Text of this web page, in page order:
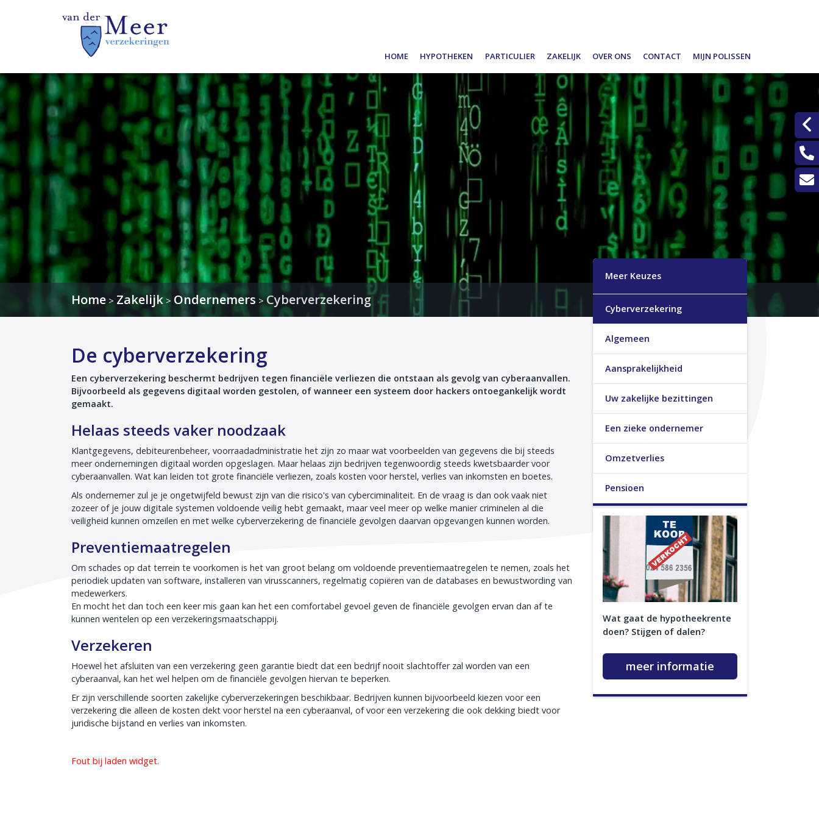
Home Hypotheken
Oeps, een hypotheek (filmpje)
Belangrijke informatie en Tips
De hypotheekrentes
Bereken zelf uw hypotheek
Particulier
Schade melden
Verzekeren
Zakelijk
Schade melden
Ondernemers
Werkgevers
Over ons
Wat doen wij?
Verzekeren
Spaardiensten
Pensioen
Hypotheekadvisering
Dát bedoelen we nou met ontzorgen
Contact
Alarmnummers
Laat een bericht achter
Een klacht melden?
Mijn polissen
Home > Zakelijk > Ondernemers > Cyberverzekering
De cyberverzekering
Een cyberverzekering beschermt bedrijven tegen financiële verliezen die ontstaan als gevolg van cyberaanvallen.
Bijvoorbeeld als gegevens digitaal worden gestolen, of wanneer een systeem door hackers ontoegankelijk wordt
gemaakt.
Helaas steeds vaker noodzaak
Klantgegevens, debiteurenbeheer, voorraadadministratie het zijn zo maar wat voorbeelden van gegevens die bij steeds
meer ondernemingen digitaal worden opgeslagen. Maar helaas zijn bedrijven tegenwoordig steeds kwetsbaarder voor
cyberaanvallen. Wat kan leiden tot grote financiële verliezen, zoals kosten voor herstel, verlies van inkomsten en boetes.
Als ondernemer zul je je ongetwijfeld bewust zijn van die risico's van cyberciminaliteit. En de vraag is dan ook vaak niet
zozeer of je jouw digitale systemen voldoende veilig hebt gemaakt, maar veel meer op welke manier criminelen al die
veiligheid kunnen omzeilen en met welke cyberverzekering de financiële gevolgen daarvan opgevangen kunnen worden.
Preventiemaatregelen
Om schades op dat terrein te voorkomen is het van groot belang om voldoende preventiemaatregelen te nemen, zoals het
periodiek updaten van software, installeren van virusscanners, regelmatig copiëren van de databases en bewustwording van
medewerkers.
En mocht het dan toch een keer mis gaan kan het een comfortabel gevoel geven de financiële gevolgen ervan dan af te
kunnen wentelen op een verzekeringsmaatschappij.
Verzekeren
Hoewel het afsluiten van een verzekering geen garantie biedt dat een bedrijf nooit slachtoffer zal worden van een
cyberaanval, kan het wel helpen om de financiële gevolgen hiervan te beperken.
Er zijn verschillende soorten zakelijke cyberverzekeringen beschikbaar. Bedrijven kunnen bijvoorbeeld kiezen voor een
verzekering die alleen de kosten dekt voor herstel na een cyberaanval, of voor een verzekering die ook dekking biedt voor
juridische bijstand en verlies van inkomsten.
Fout bij laden widget.
Meer Keuzes
Cyberverzekering
Algemeen
Aansprakelijkheid
Uw zakelijke bezittingen
Een zieke ondernemer
Omzetverlies
Pensioen
Wat gaat de hypotheekrente
doen? Stijgen of dalen?
meer informatie